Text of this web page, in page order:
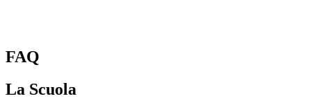
FAQ
La Scuola